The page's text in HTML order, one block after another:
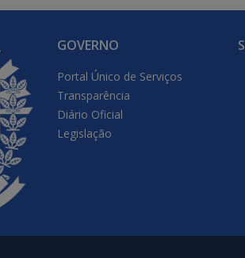
GOVERNO
Portal Único de Serviços
Transparência
Diário Oficial
Legislação